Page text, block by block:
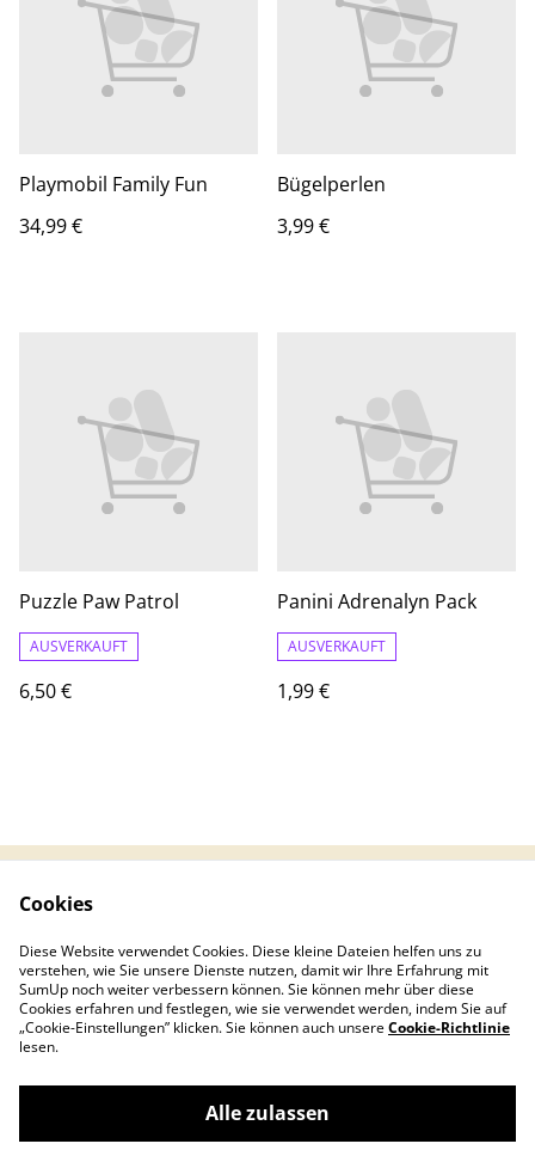
Playmobil Family Fun
34,99 €
Bügelperlen
3,99 €
Puzzle Paw Patrol
AUSVERKAUFT
6,50 €
Panini Adrenalyn Pack
AUSVERKAUFT
1,99 €
Cookie-Richtlinie
Impressum
Widerrufsrecht
©2026Alessandro's Spiel & Schreibwaren
Cookies
Diese Website verwendet Cookies. Diese kleine Dateien helfen uns zu
verstehen, wie Sie unsere Dienste nutzen, damit wir Ihre Erfahrung mit
SumUp noch weiter verbessern können. Sie können mehr über diese
Cookies erfahren und festlegen, wie sie verwendet werden, indem Sie auf
„Cookie-Einstellungen” klicken. Sie können auch unsereCookie-Richtlinie
lesen.
Alle zulassen